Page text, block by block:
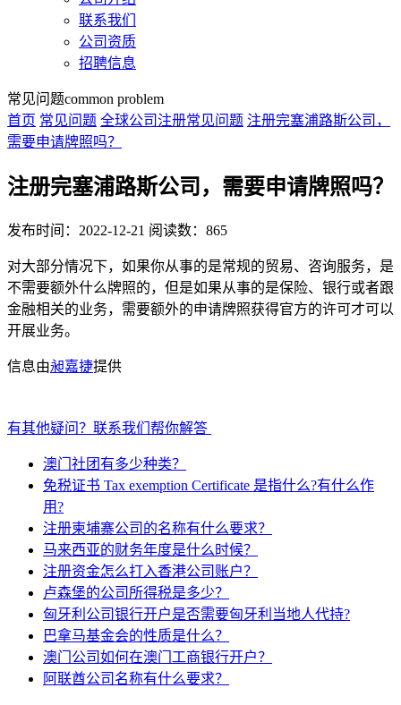
联系我们
公司资质
招聘信息
常见问题common problem
首页 常见问题 全球公司注册常见问题 注册完塞浦路斯公司，
需要申请牌照吗？
注册完塞浦路斯公司，需要申请牌照吗？
发布时间：2022-12-21 阅读数：865
对大部分情况下，如果你从事的是常规的贸易、咨询服务，是
不需要额外什么牌照的，但是如果从事的是保险、银行或者跟
金融相关的业务，需要额外的申请牌照获得官方的许可才可以
开展业务。
信息由昶嘉捷提供
有其他疑问？联系我们帮你解答
澳门社团有多少种类？
免税证书 Tax exemption Certificate 是指什么?有什么作
用?
注册柬埔寨公司的名称有什么要求？
马来西亚的财务年度是什么时候？
注册资金怎么打入香港公司账户？
卢森堡的公司所得税是多少？
匈牙利公司银行开户是否需要匈牙利当地人代持?
巴拿马基金会的性质是什么？
澳门公司如何在澳门工商银行开户？
阿联酋公司名称有什么要求？